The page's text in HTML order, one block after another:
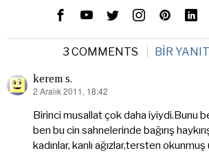
3 COMMENTS BIR
kerem s.
dedi
2 Aralık 2011, 18:42
Birinci musallat çok daha iyiydi.Bunu
ben bu cin sahnelerinde bağırış
kadınlar, kanlı ağızlar,tersten